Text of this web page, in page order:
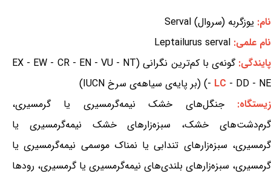
نام: یوزگربه (سروال) Serval
نام علمی: Leptailurus serval
پایندگی:
گونه‌ی با کم‌ترین نگرانی (EX - EW - CR - EN - VU - NT
- LC - DD - NE) (بر پایه‌ی سیاهه‌ی سرخ IUCN)
زیستگاه:جنگل‌های خشک نیمه‌گرمسیری یا گرمسیری،
گرم‌دشت‌های خشک، سبزه‌زارهای خشک نیمه‌گرمسیری یا
گرمسیری، سبزه‌زارهای تندابی یا نمناک موسمی نیمه‌گرمسیری یا
گرمسیری، سبزه‌زارهای بلندی‌های نیمه‌گرمسیری یا گرمسیری، رودها